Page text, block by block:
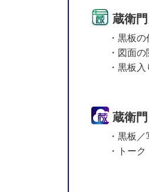
蔵衛
・黒板
・図面
・黒板
蔵衛
・黒板
・トーク